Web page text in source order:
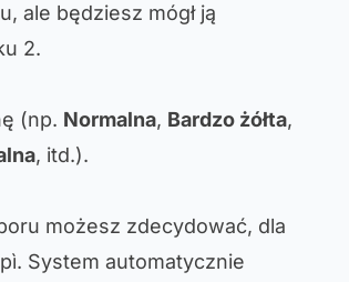
ale będziesz mógł ją
2.
(np. Normalna, Bardzo żółta,
, itd.).
możesz zdecydować, dla
System automatycznie